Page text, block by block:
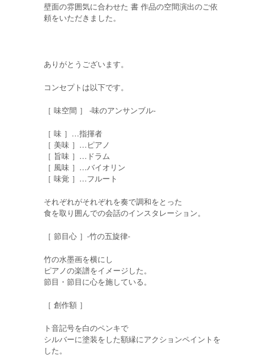
壁面の雰囲気に合わせた 書 作品の空間演出のご依
頼をいただきました。
ありがとうございます。
コンセプトは以下です。
［ 味空間 ］ -味のアンサンブル-
［ 味 ］…指揮者
［ 美味 ］…ピアノ
［ 旨味 ］…ドラム
［ 風味 ］…バイオリン
［ 味覚 ］…フルート
それぞれがそれぞれを奏で調和をとった
食を取り囲んでの会話のインスタレーション。
［ 節目心 ］-竹の五旋律-
竹の水墨画を横にし
ピアノの楽譜をイメージした。
節目・節目に心を施している。
［ 創作額 ］
ト音記号を白のペンキで
シルバーに塗装をした額縁にアクションペイントを
した。